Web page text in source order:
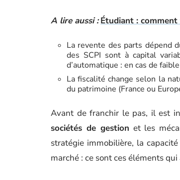
A lire aussi : Étudiant :
La revente des parts dépend
des SCPI sont à capital
d’automatique : en cas de
La fiscalité change selon la
du patrimoine (France ou
Avant de franchir le pas, il est
sociétés de gestion et les
stratégie immobilière, la
marché : ce sont ces éléments